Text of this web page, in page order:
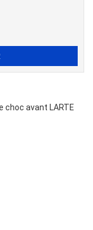
choc avant LARTE